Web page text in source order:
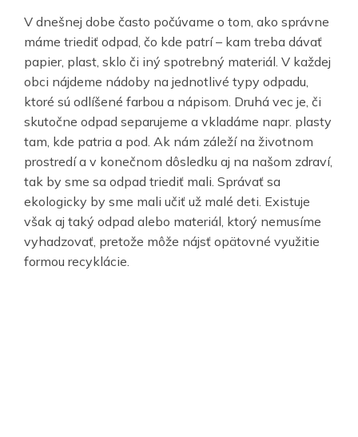
V dnešnej dobe často počúvame o tom, ako správne
máme triediť odpad, čo kde patrí – kam treba dávať
papier, plast, sklo či iný spotrebný materiál. V každej
obci nájdeme nádoby na jednotlivé typy odpadu,
ktoré sú odlíšené farbou a nápisom. Druhá vec je, či
skutočne odpad separujeme a vkladáme napr. plasty
tam, kde patria a pod. Ak nám záleží na životnom
prostredí a v konečnom dôsledku aj na našom zdraví,
tak by sme sa odpad triediť mali. Správať sa
ekologicky by sme mali učiť už malé deti. Existuje
však aj taký odpad alebo materiál, ktorý nemusíme
vyhadzovať, pretože môže nájsť opätovné využitie
formou recyklácie.